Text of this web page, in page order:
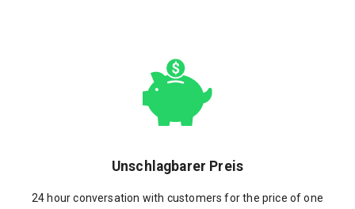
Unschlagbarer Preis
24 hour conversation with customers for the price of one